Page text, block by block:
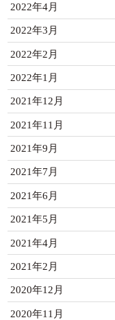
2022年4月
2022年3月
2022年2月
2022年1月
2021年12月
2021年11月
2021年9月
2021年7月
2021年6月
2021年5月
2021年4月
2021年2月
2020年12月
2020年11月